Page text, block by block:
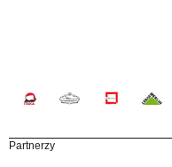
Partnerzy